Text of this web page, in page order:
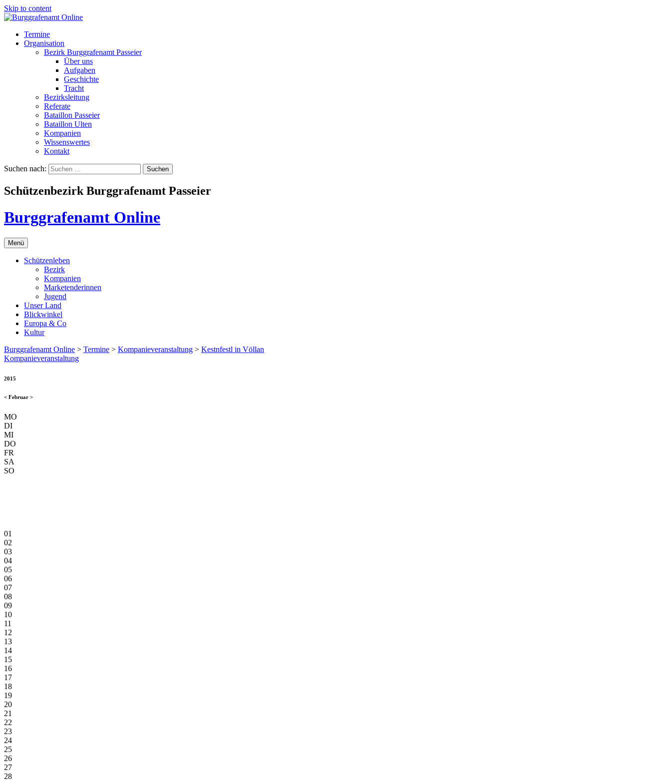
Skip to content
Termine
Organisation
Bezirk Burggrafenamt Passeier
Über uns
Aufgaben
Geschichte
Tracht
Bezirksleitung
Referate
Bataillon Passeier
Bataillon Ulten
Kompanien
Wissenswertes
Kontakt
Suchen nach:
Schützenbezirk Burggrafenamt Passeier
Burggrafenamt Online
Menü
Schützenleben
Bezirk
Kompanien
Marketenderinnen
Jugend
Unser Land
Blickwinkel
Europa & Co
Kultur
Burggrafenamt Online > Termine > Kompanieveranstaltung > Kestnfestl in Völlan
Kompanieveranstaltung
2015
< Februar >
MO
DI
MI
DO
FR
SA
SO
01
02
03
04
05
06
07
08
09
10
11
12
13
14
15
16
17
18
19
20
21
22
23
24
25
26
27
28